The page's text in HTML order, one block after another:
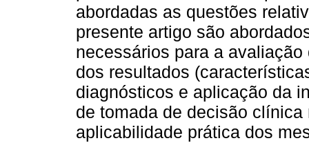
abordadas as questões
presente artigo são
necessários para a
dos resultados
diagnósticos e aplicação da
de tomada de decisão
aplicabilidade prática dos